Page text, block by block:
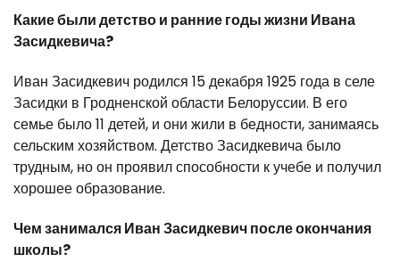
Какие были детство и ранние годы жизни Ивана
Засидкевича?
Иван Засидкевич родился 15 декабря 1925 года в селе
Засидки в Гродненской области Белоруссии. В его
семье было 11 детей, и они жили в бедности, занимаясь
сельским хозяйством. Детство Засидкевича было
трудным, но он проявил способности к учебе и получил
хорошее образование.
Чем занимался Иван Засидкевич после окончания
школы?